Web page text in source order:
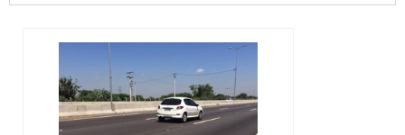
sofisticação, qualidade e preço
questão é juntas metálicas de
vedação, com a melhor mão de obra
da Vital Indústria de Auto Peças, o
cliente receberá ótima qualidade